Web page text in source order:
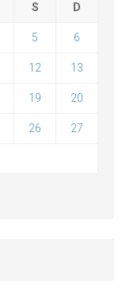
S D
5 6
12 13
19 20
26 27